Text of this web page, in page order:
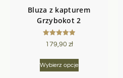
Bluza z kapturem
Grzybokot 2
Oceniono
5.00
179,90 zł
Wybierz opcje